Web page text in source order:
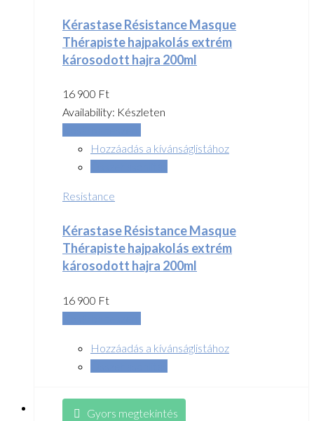
Kérastase Résistance Masque
Thérapiste hajpakolás extrém
károsodott hajra 200ml
16 900 Ft
Availability: Készleten
Hozzáadás a kívánságlistához
Resistance
Kérastase Résistance Masque
Thérapiste hajpakolás extrém
károsodott hajra 200ml
16 900 Ft
Hozzáadás a kívánságlistához
Gyors megtekintés